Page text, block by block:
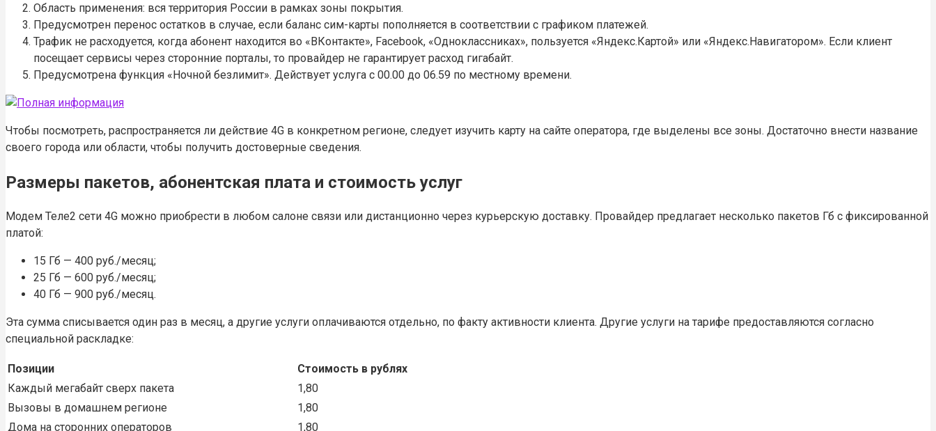
Область применения: вся территория России в рамках зоны покрытия.
Предусмотрен перенос остатков в случае, если баланс сим-карты пополняется в соответствии с графиком платежей.
Трафик не расходуется, когда абонент находится во «ВКонтакте», Facebook, «Одноклассниках», пользуется «Яндекс.Картой» или «Яндекс.Навигатором». Если клиент
посещает сервисы через сторонние порталы, то провайдер не гарантирует расход гигабайт.
Предусмотрена функция «Ночной безлимит». Действует услуга с 00.00 до 06.59 по местному времени.
Чтобы посмотреть, распространяется ли действие 4G в конкретном регионе, следует изучить карту на сайте оператора, где выделены все зоны. Достаточно внести название
своего города или области, чтобы получить достоверные сведения.
Размеры пакетов, абонентская плата и стоимость услуг
Модем Теле2 сети 4G можно приобрести в любом салоне связи или дистанционно через курьерскую доставку. Провайдер предлагает несколько пакетов Гб с фиксированной
платой:
15 Гб — 400 руб./месяц;
25 Гб — 600 руб./месяц;
40 Гб — 900 руб./месяц.
Эта сумма списывается один раз в месяц, а другие услуги оплачиваются отдельно, по факту активности клиента. Другие услуги на тарифе предоставляются согласно
специальной раскладке:
Позиции
Стоимость в рублях
Каждый мегабайт сверх пакета
1,80
Вызовы в домашнем регионе
1,80
Дома на сторонних операторов
1,80